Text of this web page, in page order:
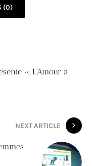
(0)
« L’Amour à
NEXT ARTICLE